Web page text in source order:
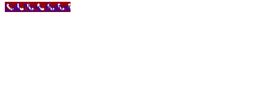
Call Now Button